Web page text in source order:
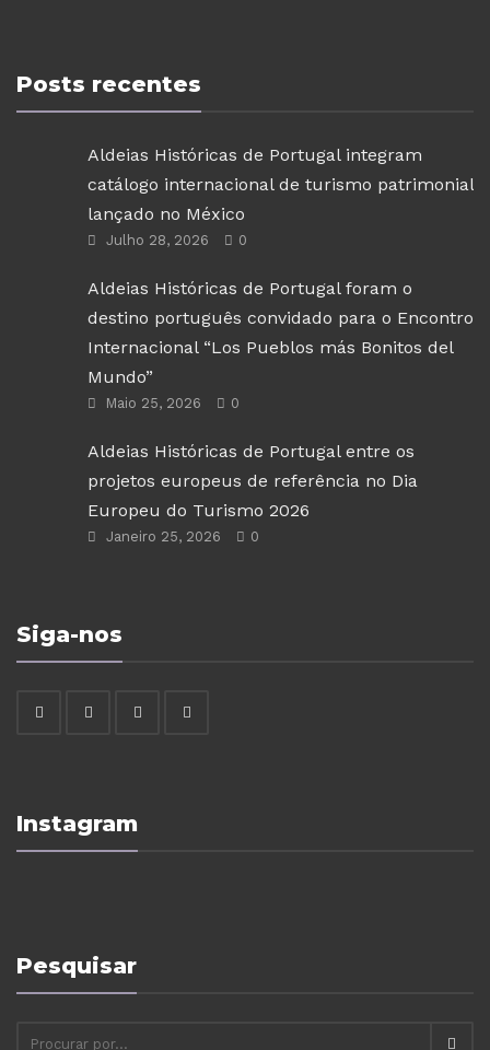
Posts recentes
Aldeias Históricas de Portugal integram
catálogo internacional de turismo patrimonial
lançado no México
Julho 28, 2026 0
Aldeias Históricas de Portugal foram o
destino português convidado para o Encontro
Internacional “Los Pueblos más Bonitos del
Mundo”
Maio 25, 2026 0
Aldeias Históricas de Portugal entre os
projetos europeus de referência no Dia
Europeu do Turismo 2026
Janeiro 25, 2026 0
Siga-nos
Instagram
Pesquisar